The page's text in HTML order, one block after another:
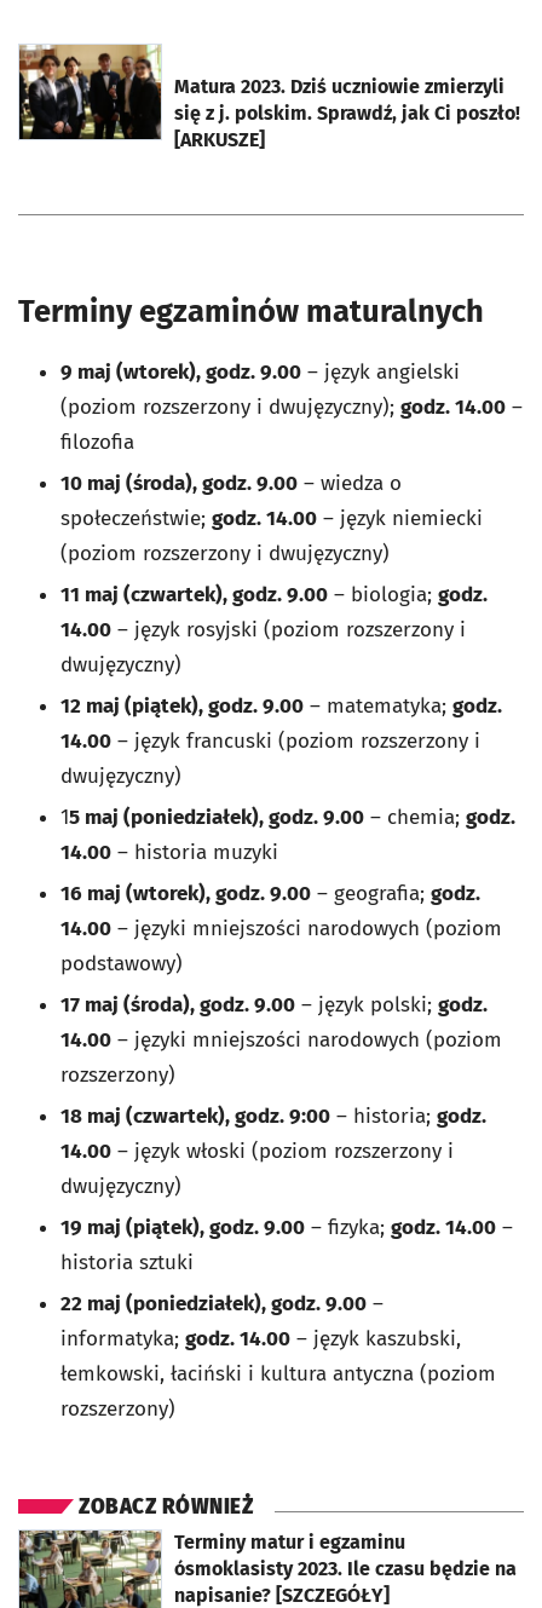
Matura 2023. Dziś uczniowie zmierzyli
się z j. polskim. Sprawdź, jak Ci poszło!
[ARKUSZE]
otworzy się w nowej karcie
Terminy egzaminów maturalnych
9 maj (wtorek), godz. 9.00 – język angielski
(poziom rozszerzony i dwujęzyczny); godz. 14.00 –
filozofia
10 maj (środa), godz. 9.00 – wiedza o
społeczeństwie; godz. 14.00 – język niemiecki
(poziom rozszerzony i dwujęzyczny)
11 maj (czwartek), godz. 9.00 – biologia; godz.
14.00 – język rosyjski (poziom rozszerzony i
dwujęzyczny)
12 maj (piątek), godz. 9.00 – matematyka; godz.
14.00 – język francuski (poziom rozszerzony i
dwujęzyczny)
15 maj (poniedziałek), godz. 9.00 – chemia; godz.
14.00 – historia muzyki
16 maj (wtorek), godz. 9.00 – geografia; godz.
14.00 – języki mniejszości narodowych (poziom
podstawowy)
17 maj (środa), godz. 9.00 – język polski; godz.
14.00 – języki mniejszości narodowych (poziom
rozszerzony)
18 maj (czwartek), godz. 9:00 – historia; godz.
14.00 – język włoski (poziom rozszerzony i
dwujęzyczny)
19 maj (piątek), godz. 9.00 – fizyka; godz. 14.00 –
historia sztuki
22 maj (poniedziałek), godz. 9.00 –
informatyka; godz. 14.00 – język kaszubski,
łemkowski, łaciński i kultura antyczna (poziom
rozszerzony)
ZOBACZ RÓWNIEŻ
Terminy matur i egzaminu
ósmoklasisty 2023. Ile czasu będzie na
napisanie? [SZCZEGÓŁY]
otworzy się w nowej karcie